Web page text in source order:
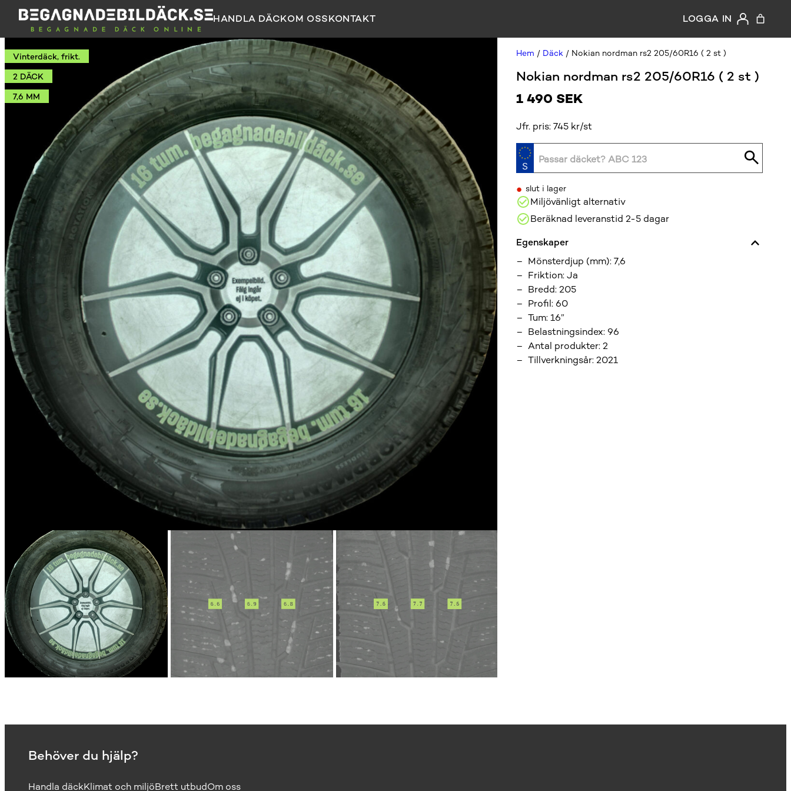
HANDLA DÄCKOM OSSKONTAKT LOGGA IN
Vinterdäck, frikt.
2 DÄCK
7,6 MM
Hem / Däck / Nokian nordman rs2 205/60R16 ( 2 st )
Nokian nordman rs2 205/60R16 ( 2 st )
1 490 SEK
Jfr. pris: 745 kr/st
• slut i lager
Miljövänligt alternativ
Beräknad leveranstid 2-5 dagar
Egenskaper
Mönsterdjup (mm):7,6
Friktion:Ja
Bredd:205
Profil: 60
Tum:16”
Belastningsindex: 96
Antal produkter:2
Tillverkningsår:2021
Behöver du hjälp?
Handla däckKlimat och miljöBrett utbudOm oss